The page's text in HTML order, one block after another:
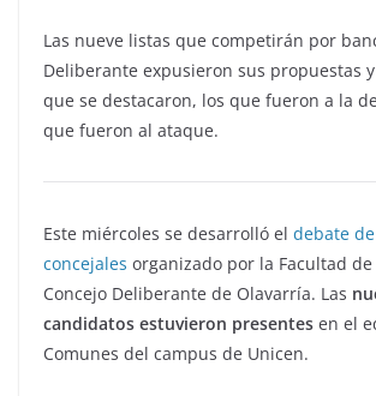
Las nueve listas que competirán por
Deliberante expusieron sus propuestas
que se destacaron, los que fueron a la
que fueron al ataque.
Este miércoles se desarrolló el debate
concejales organizado por la Facultad
Concejo Deliberante de Olavarría. Las
candidatos estuvieron presentes en el
Comunes del campus de Unicen.